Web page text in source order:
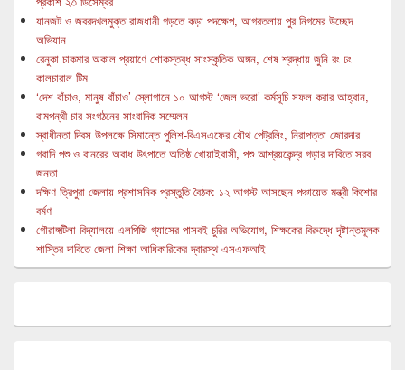
যানজট ও জবরদখলমুক্ত রাজধানী গড়তে কড়া পদক্ষেপ, আগরতলায় পুর নিগমের উচ্ছেদ
অভিযান
রেনুকা চাকমার অকাল প্রয়াণে শোকস্তব্ধ সাংস্কৃতিক অঙ্গন, শেষ শ্রদ্ধায় জুনি রং ঢং
কালচারাল টিম
‘দেশ বাঁচাও, মানুষ বাঁচাও’ স্লোগানে ১০ আগস্ট ‘জেল ভরো’ কর্মসূচি সফল করার আহ্বান,
বামপন্থী চার সংগঠনের সাংবাদিক সম্মেলন
স্বাধীনতা দিবস উপলক্ষে সিমান্তে পুলিশ-বিএসএফের যৌথ পেট্রলিং, নিরাপত্তা জোরদার
গবাদি পশু ও বানরের অবাধ উৎপাতে অতিষ্ঠ খোয়াইবাসী, পশু আশ্রয়কেন্দ্র গড়ার দাবিতে সরব
জনতা
দক্ষিণ ত্রিপুরা জেলায় প্রশাসনিক প্রস্তুতি বৈঠক: ১২ আগস্ট আসছেন পঞ্চায়েত মন্ত্রী কিশোর
বর্মণ
গৌরাঙ্গটিলা বিদ্যালয়ে এলপিজি গ্যাসের পাসবই চুরির অভিযোগ, শিক্ষকের বিরুদ্ধে দৃষ্টান্তমূলক
শাস্তির দাবিতে জেলা শিক্ষা আধিকারিকের দ্বারস্থ এসএফআই